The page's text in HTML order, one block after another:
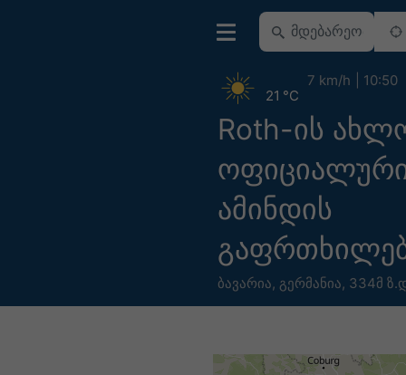
Roth-ის
ოფიციალური
ამინდის
ბავარია, გერმანია, 334მ
21 °C
7 km/h 10:50